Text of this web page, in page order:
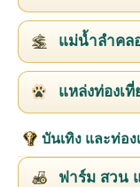
แม่น้ำลำคล
แหล่งท่องเ
บันเทิง และท่อง
ฟาร์ม สวน